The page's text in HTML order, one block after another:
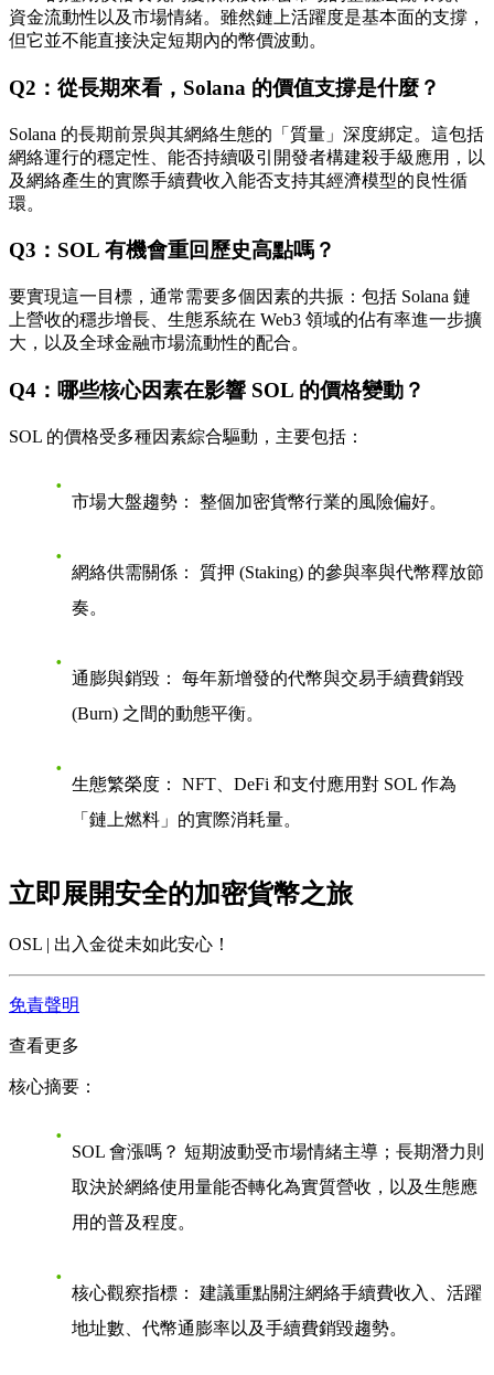
資金流動性以及市場情緒。雖然鏈上活躍度是基本面的支撐，
但它並不能直接決定短期內的幣價波動。
Q2：從長期來看，Solana 的價值支撐是什麼？
Solana 的長期前景與其網絡生態的「質量」深度綁定。這包括
網絡運行的穩定性、能否持續吸引開發者構建殺手級應用，以
及網絡產生的實際手續費收入能否支持其經濟模型的良性循
環。
Q3：SOL 有機會重回歷史高點嗎？
要實現這一目標，通常需要多個因素的共振：包括 Solana 鏈
上營收的穩步增長、生態系統在 Web3 領域的佔有率進一步擴
大，以及全球金融市場流動性的配合。
Q4：哪些核心因素在影響 SOL 的價格變動？
SOL 的價格受多種因素綜合驅動，主要包括：
市場大盤趨勢： 整個加密貨幣行業的風險偏好。
網絡供需關係：
質押 (Staking) 的參與率與代幣釋放節
奏。
通膨與銷毀：
每年新增發的代幣與交易手續費銷毀
(Burn) 之間的動態平衡。
生態繁榮度：
NFT、DeFi 和支付應用對 SOL 作為
「鏈上燃料」的實際消耗量。
立即展開安全的加密貨幣之旅
OSL | 出入金從未如此安心！
免責聲明
查看更多
核心摘要：
SOL 會漲嗎？ 短期波動受市場情緒主導；長期潛力則
取決於網絡使用量能否轉化為實質營收，以及生態應
用的普及程度。
核心觀察指標： 建議重點關注網絡手續費收入
活躍
地址數
代幣通膨率以及手續費銷毀趨勢。